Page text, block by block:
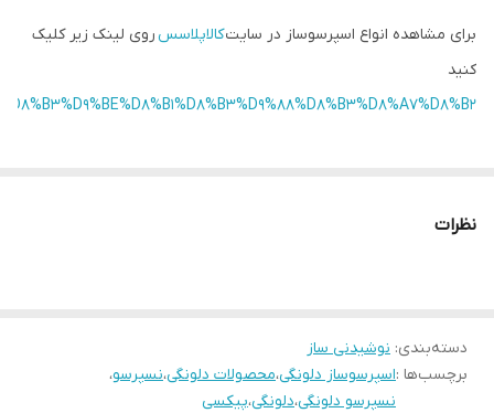
قابلیت تنظیم میزان
دارد
برای مشاهده انواع اسپرسوساز در سایتکالاپلاسسروی لینک زیر کلیک
کنید
نظرات
دسته‌بندی: نوشیدنی ساز
برچسب‌ها :اسپرسوساز دلونگی،محصولات دلونگی،نسپرسو،
نسپرسو دلونگی،دلونگی،پیکسی